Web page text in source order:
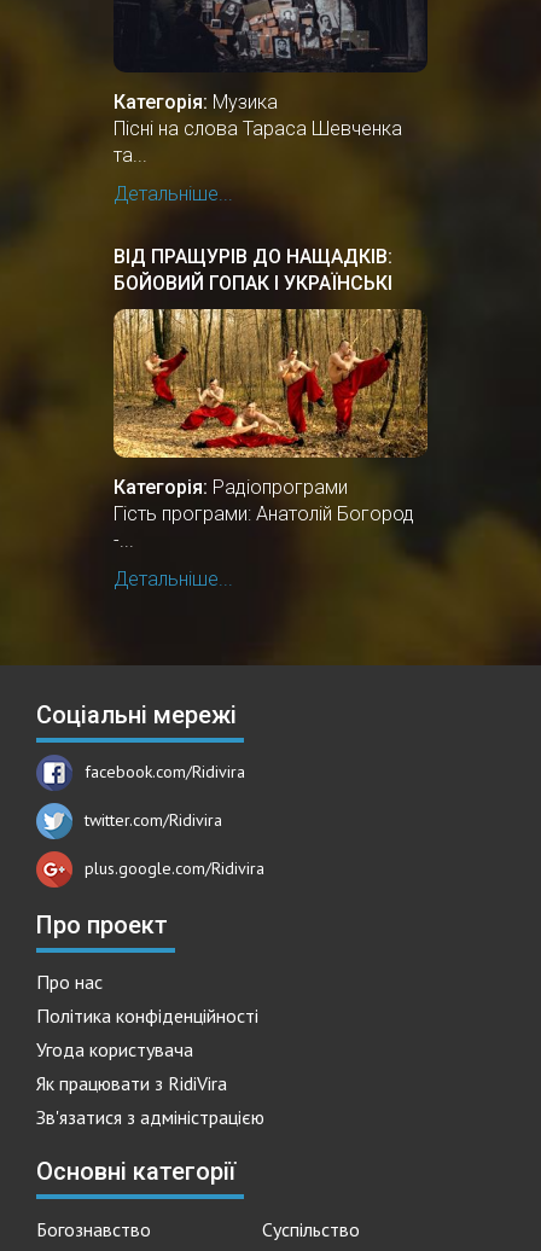
Категорія: Музика
Пісні на слова Тараса Шевченка
та...
Детальніше...
ВІД ПРАЩУРІВ ДО НАЩАДКІВ:
БОЙОВИЙ ГОПАК І УКРАЇНСЬКІ
ТАНЦІ
Категорія: Радіопрограми
Гість програми: Анатолій Богород
-...
Детальніше...
Соціальні мережі
facebook.com/Ridivira
twitter.com/Ridivira
plus.google.com/Ridivira
Про проект
Про нас
Політика конфіденційності
Угода користувача
Як працювати з RidiVira
Зв'язатися з адміністрацією
Основні категорії
Богознавство Суспільство